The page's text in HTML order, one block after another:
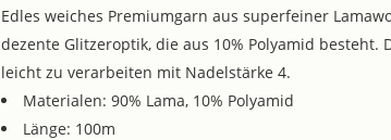
Edles weiches Premiumgarn aus superfeiner
dezente Glitzeroptik, die aus 10% Polyamid besteht.
leicht zu verarbeiten mit Nadelstärke 4.
Materialen: 90% Lama, 10% Polyamid
Länge: 100m